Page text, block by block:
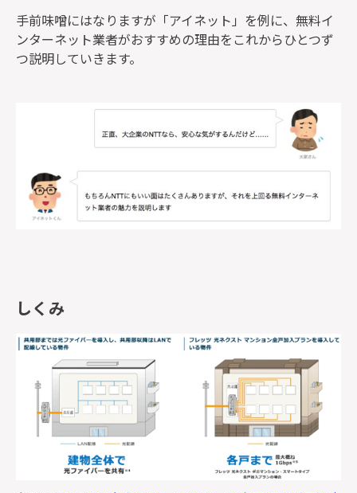
手前味噌にはなりますが「アイネット」を例に、無料イ
ンターネット業者がおすすめの理由をこれからひとつず
つ説明していきます。
しくみ